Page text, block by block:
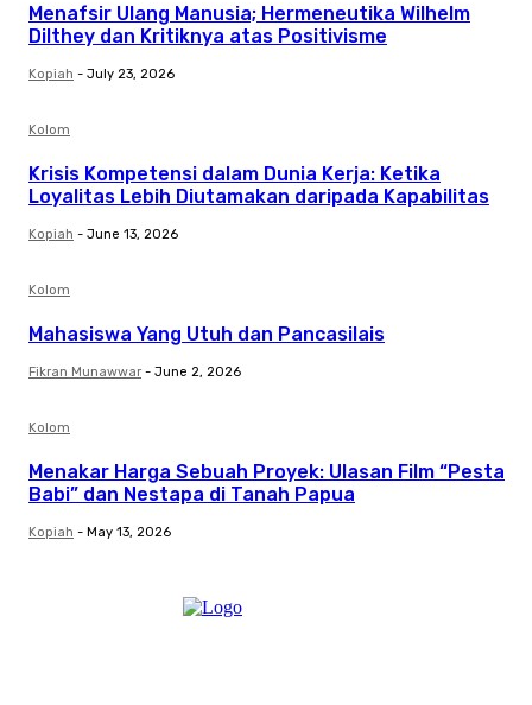
Menafsir Ulang Manusia; Hermeneutika Wilhelm
Dilthey dan Kritiknya atas Positivisme
Kopiah - July 23, 2026
Kolom
Krisis Kompetensi dalam Dunia Kerja: Ketika
Loyalitas Lebih Diutamakan daripada Kapabilitas
Kopiah - June 13, 2026
Kolom
Mahasiswa Yang Utuh dan Pancasilais
Fikran Munawwar - June 2, 2026
Kolom
Menakar Harga Sebuah Proyek: Ulasan Film “Pesta
Babi” dan Nestapa di Tanah Papua
Kopiah - May 13, 2026